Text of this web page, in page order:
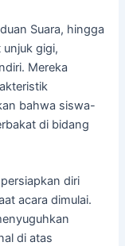
Suara, hingga
unjuk gigi,
Mereka
bahwa siswa-
di bidang
diri
acara dimulai.
di atas